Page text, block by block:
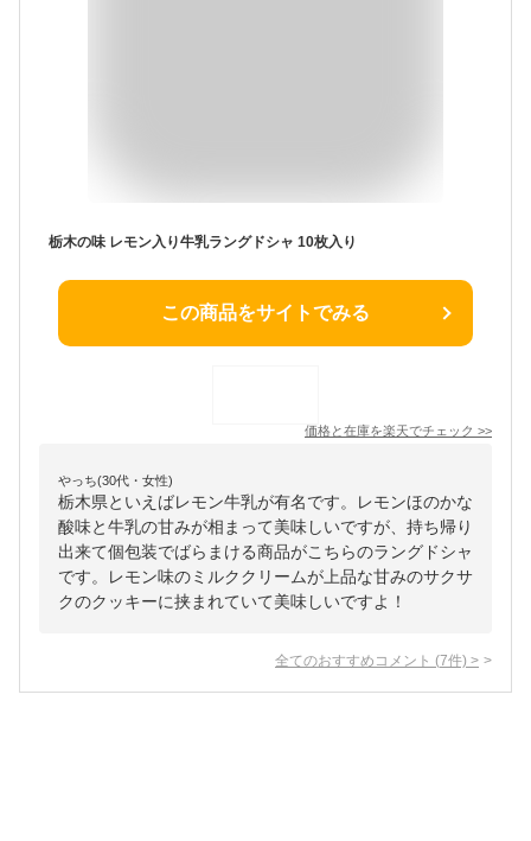
栃木の味 レモン入り牛乳ラングドシャ 10枚入り
この商品をサイトでみる
価格と在庫を楽天でチェック >>
やっち(30代・女性)
栃木県といえばレモン牛乳が有名です。レモンほのかな
酸味と牛乳の甘みが相まって美味しいですが、持ち帰り
出来て個包装でばらまける商品がこちらのラングドシャ
です。レモン味のミルククリームが上品な甘みのサクサ
クのクッキーに挟まれていて美味しいですよ！
全てのおすすめコメント (7件) >